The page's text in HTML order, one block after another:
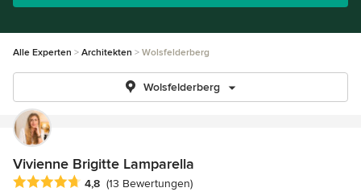
Alle Experten Architekten Wolsfelderberg
Wolsfelderberg
Vivienne Brigitte Lamparella
Durchschnittliche Bewertung: 4.8 von 5 Sternen
4,8 (13 Bewertungen)